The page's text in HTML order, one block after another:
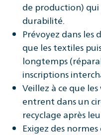
de production)
durabilité.
Prévoyez dans les
que les textiles
longtemps
inscriptions
Veillez à ce que
entrent dans un
recyclage après
Exigez des